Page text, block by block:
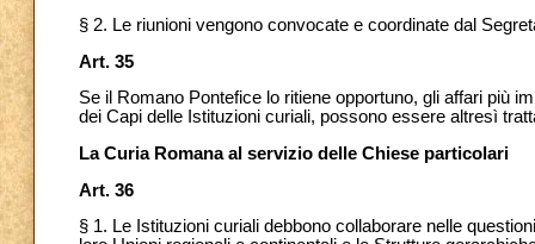
§ 2. Le riunioni vengono convocate e coordinate dal
Art. 35
Se il Romano Pontefice lo ritiene opportuno, gli affari più
dei Capi delle Istituzioni curiali, possono essere altresì
La Curia Romana al servizio delle Chiese particolari
Art. 36
§ 1. Le Istituzioni curiali debbono collaborare nelle